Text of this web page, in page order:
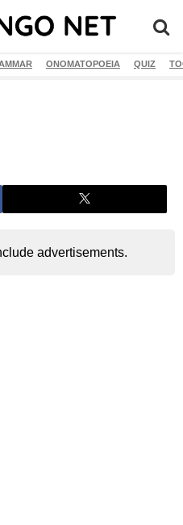
ONOMATOPOEIA QUIZ
advertisements.